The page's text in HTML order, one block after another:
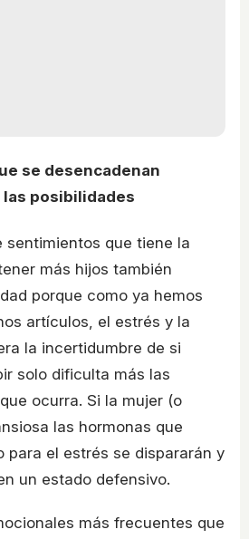
se desencadenan
posibilidades
sentimientos que tiene la
más hijos también
porque como ya hemos
artículos, el estrés y la
la incertidumbre de si
solo dificulta más las
ocurra. Si la mujer (o
las hormonas que
para el estrés se dispararán y
un estado defensivo.
más frecuentes que